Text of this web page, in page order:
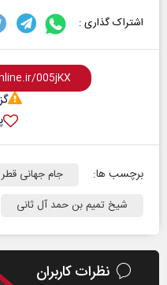
اشتراک گذاری :
برچسب ها:
جام جهانی قطر
شیخ تمیم بن حمد آل ثانی
نظرات کاربران